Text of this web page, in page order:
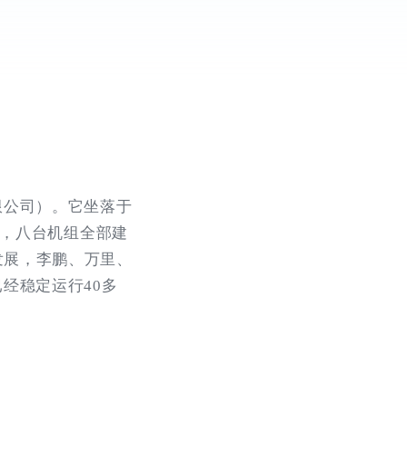
司）。它坐落于
八台机组全部建
，李鹏、万里、
稳定运行40多